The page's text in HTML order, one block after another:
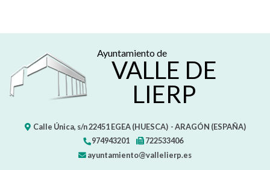
Ayuntamiento de
VALLE DE
LIERP
Calle Única, s/n22451 EGEA (HUESCA) - ARAGÓN (ESPAÑA)
974943201
722533406
ayuntamiento@vallelierp.es